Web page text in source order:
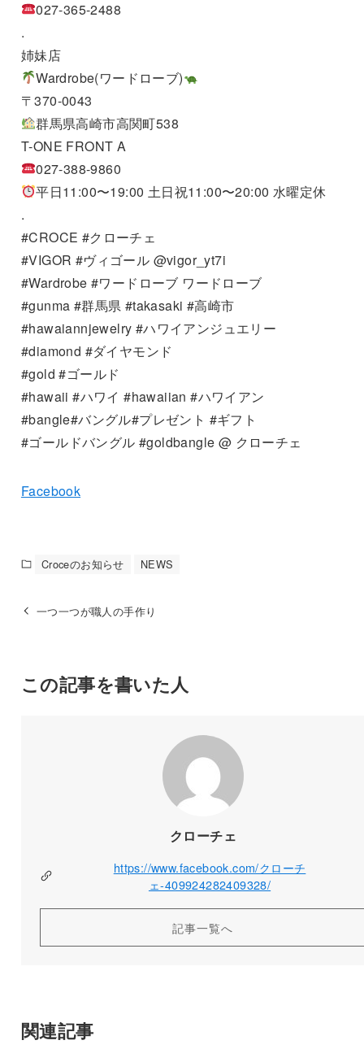
027-365-2488
.
姉妹店
Wardrobe(ワードローブ)
〒370-0043
群馬県高崎市高関町538
T-ONE FRONT A
027-388-9860
平日11:00〜19:00 土日祝11:00〜20:00 水曜定休
.
#CROCE #クローチェ
#VIGOR #ヴィゴール @vigor_yt7i
#Wardrobe #ワードローブ ワードローブ
#gunma #群馬県 #takasaki #高崎市
#hawaiannjewelry #ハワイアンジュエリー
#diamond #ダイヤモンド
#gold #ゴールド
#hawaii #ハワイ #hawaiian #ハワイアン
#bangle#バングル#プレゼント #ギフト
#ゴールドバングル #goldbangle @ クローチェ
Facebook
Croceのお知らせ NEWS
一つ一つが職人の手作り
この記事を書いた人
クローチェ
https://www.facebook.com/クローチ
ェ-409924282409328/
記事一覧へ
関連記事